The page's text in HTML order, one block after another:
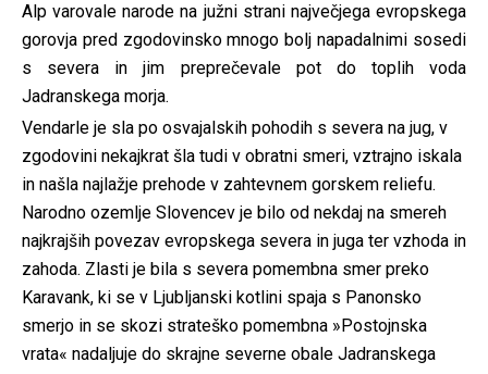
Alp varovale narode na južni strani največjega evropskega
gorovja pred zgodovinsko mnogo bolj napadalnimi sosedi
s severa in jim preprečevale pot do toplih voda
Jadranskega morja.
Vendarle je sla po osvajalskih pohodih s severa na jug, v
zgodovini nekajkrat šla tudi v obratni smeri, vztrajno iskala
in našla najlažje prehode v zahtevnem gorskem reliefu.
Narodno ozemlje Slovencev je bilo od nekdaj na smereh
najkrajših povezav evropskega severa in juga ter vzhoda in
zahoda. Zlasti je bila s severa pomembna smer preko
Karavank, ki se v Ljubljanski kotlini spaja s Panonsko
smerjo in se skozi strateško pomembna »Postojnska
vrata« nadaljuje do skrajne severne obale Jadranskega